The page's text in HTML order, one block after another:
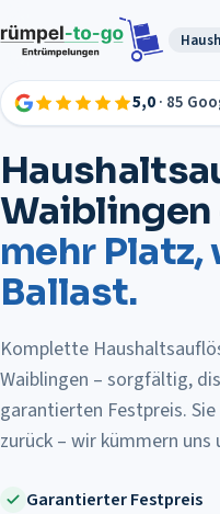
5,0· 85
Waiblingen
mehr
Ballast.
Komplette
Waiblingen – sorgfältig,
garantierten Festpreis.
zurück – wir kümmern uns
Garantierter Festpreis